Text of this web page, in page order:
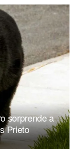
sorprende a
Prieto